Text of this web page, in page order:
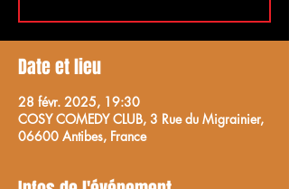
Date et lieu
28 févr. 2025, 19:30
COSY COMEDY CLUB, 3 Rue du Migrainier,
06600 Antibes, France